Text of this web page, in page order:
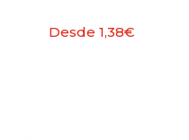
Desde1,38€